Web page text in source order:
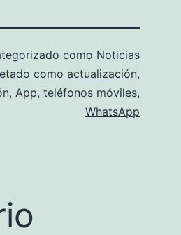
como Noticias
como actualización,
, App, teléfonos móviles,
WhatsApp